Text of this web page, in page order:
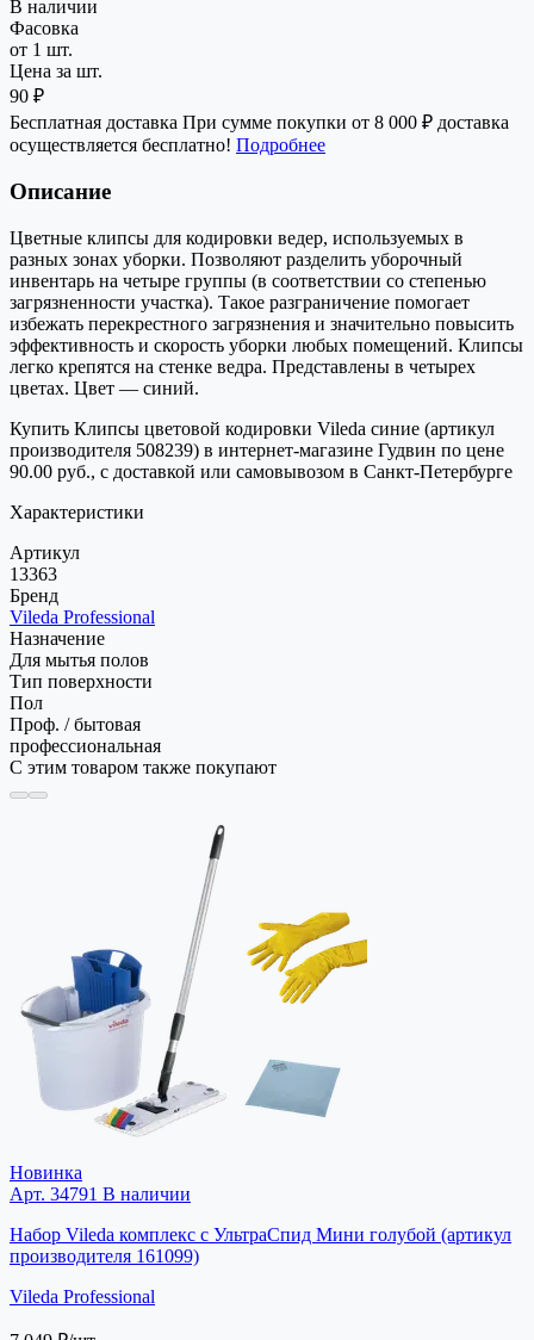
В наличии
Фасовка
от 1 шт.
Цена за шт.
90 ₽
Бесплатная доставка При сумме покупки от 8 000 ₽ доставка
осуществляется бесплатно! Подробнее
Описание
Цветные клипсы для кодировки ведер, используемых в
разных зонах уборки. Позволяют разделить уборочный
инвентарь на четыре группы (в соответствии со степенью
загрязненности участка). Такое разграничение помогает
избежать перекрестного загрязнения и значительно повысить
эффективность и скорость уборки любых помещений. Клипсы
легко крепятся на стенке ведра. Представлены в четырех
цветах. Цвет — синий.
Купить Клипсы цветовой кодировки Vileda синие (артикул
производителя 508239) в интернет-магазине Гудвин по цене
90.00 руб., с доставкой или самовывозом в Санкт-Петербурге
Характеристики
Артикул
13363
Бренд
Vileda Professional
Назначение
Для мытья полов
Тип поверхности
Пол
Проф. / бытовая
профессиональная
С этим товаром также покупают
Новинка
Арт. 34791 В наличии
Набор Vileda комплекс c УльтраСпид Мини голубой (артикул
производителя 161099)
Vileda Professional